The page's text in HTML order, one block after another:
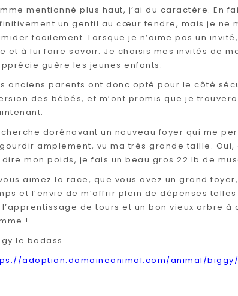
mentionné plus haut, j’ai du caractère. En
un gentil au cœur tendre, mais je ne
facilement. Lorsque je n’aime pas un
et à lui faire savoir. Je choisis mes invités de
guère les jeunes enfants.
anciens parents ont donc opté pour le côté
des bébés, et m’ont promis que je
dorénavant un nouveau foyer qui me
amplement, vu ma très grande taille. Oui,
mon poids, je fais un beau gros 22 lb de
aimez la race, que vous avez un grand
et l’envie de m’offrir plein de dépenses
de tours et un bon vieux arbre à
!
le badass
adoption.domaineanimal.com/animal/biggy/